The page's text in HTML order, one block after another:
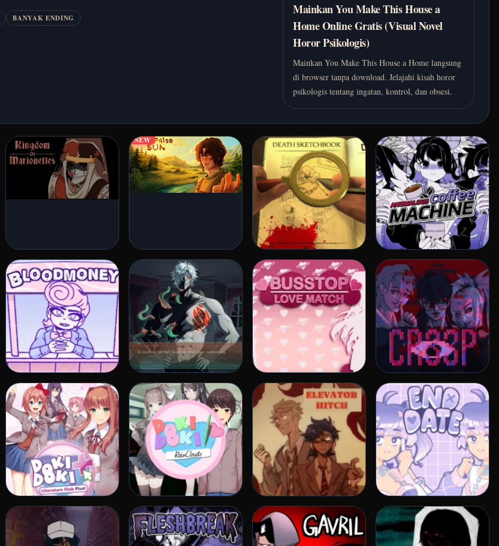
BANYAK ENDING
Mainkan You Make This House a
Home Online Gratis (Visual Novel
Horor Psikologis)
Mainkan You Make This House a Home langsung
di browser tanpa download. Jelajahi kisah horor
psikologis tentang ingatan, kontrol, dan obsesi.
NEW